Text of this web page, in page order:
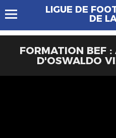
LIGUE DE
DE
FORMATION BEF :
D'OSWALDO